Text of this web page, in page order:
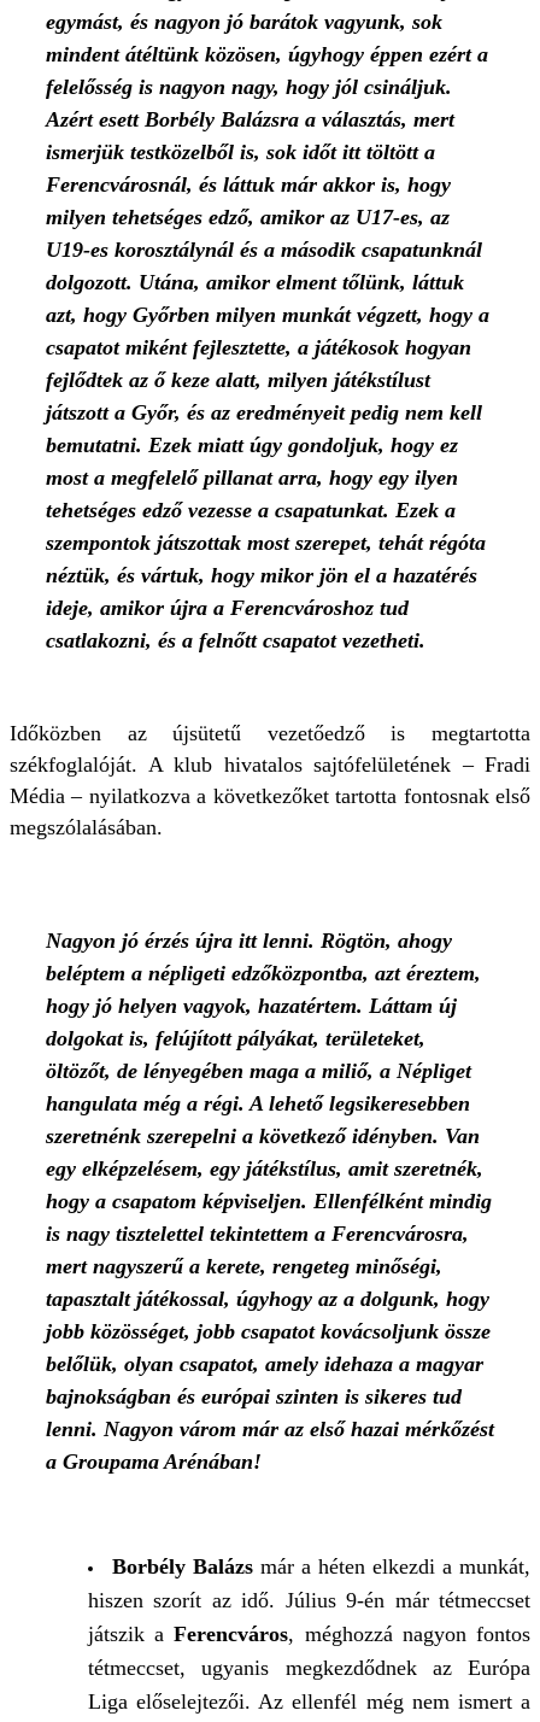
egymást, és nagyon jó barátok vagyunk, sok
mindent átéltünk közösen, úgyhogy éppen ezért a
felelősség is nagyon nagy, hogy jól csináljuk.
Azért esett Borbély Balázsra a választás, mert
ismerjük testközelből is, sok időt itt töltött a
Ferencvárosnál, és láttuk már akkor is, hogy
milyen tehetséges edző, amikor az U17-es, az
U19-es korosztálynál és a második csapatunknál
dolgozott. Utána, amikor elment tőlünk, láttuk
azt, hogy Győrben milyen munkát végzett, hogy a
csapatot miként fejlesztette, a játékosok hogyan
fejlődtek az ő keze alatt, milyen játékstílust
játszott a Győr, és az eredményeit pedig nem kell
bemutatni. Ezek miatt úgy gondoljuk, hogy ez
most a megfelelő pillanat arra, hogy egy ilyen
tehetséges edző vezesse a csapatunkat. Ezek a
szempontok játszottak most szerepet, tehát régóta
néztük, és vártuk, hogy mikor jön el a hazatérés
ideje, amikor újra a Ferencvároshoz tud
csatlakozni, és a felnőtt csapatot vezetheti.
Időközben az újsütetű vezetőedző is megtartotta
székfoglalóját. A klub hivatalos sajtófelületének – Fradi
Média – nyilatkozva a következőket tartotta fontosnak első
megszólalásában.
Nagyon jó érzés újra itt lenni. Rögtön, ahogy
beléptem a népligeti edzőközpontba, azt éreztem,
hogy jó helyen vagyok, hazatértem. Láttam új
dolgokat is, felújított pályákat, területeket,
öltözőt, de lényegében maga a miliő, a Népliget
hangulata még a régi. A lehető legsikeresebben
szeretnénk szerepelni a következő idényben. Van
egy elképzelésem, egy játékstílus, amit szeretnék,
hogy a csapatom képviseljen. Ellenfélként mindig
is nagy tisztelettel tekintettem a Ferencvárosra,
mert nagyszerű a kerete, rengeteg minőségi,
tapasztalt játékossal, úgyhogy az a dolgunk, hogy
jobb közösséget, jobb csapatot kovácsoljunk össze
belőlük, olyan csapatot, amely idehaza a magyar
bajnokságban és európai szinten is sikeres tud
lenni. Nagyon várom már az első hazai mérkőzést
a Groupama Arénában!
Borbély Balázs már a héten elkezdi a munkát,
hiszen szorít az idő. Július 9-én már tétmeccset
játszik aFerencváros, méghozzá nagyon fontos
tétmeccset, ugyanis megkezdődnek az Európa
Liga előselejtezői. Az ellenfél még nem ismert a